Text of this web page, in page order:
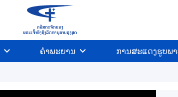
ຄຳພະຍານ ການສະແດງຮູບພ